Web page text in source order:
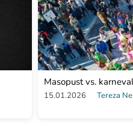
Masopust vs.
15.01.2026 Tereza